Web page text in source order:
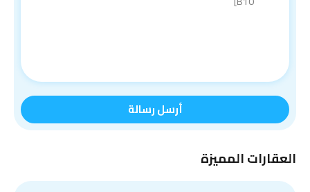
أرسل رسالة
العقارات المميزة